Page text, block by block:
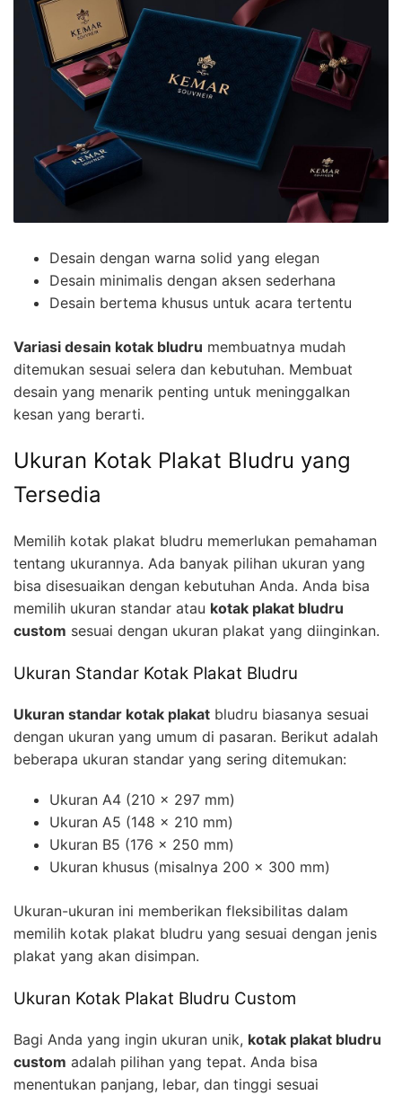
Desain dengan warna solid yang elegan
Desain minimalis dengan aksen sederhana
Desain bertema khusus untuk acara tertentu
Variasi desain kotak bludru membuatnya mudah
ditemukan sesuai selera dan kebutuhan. Membuat
desain yang menarik penting untuk meninggalkan
kesan yang berarti.
Ukuran Kotak Plakat Bludru yang
Tersedia
Memilih kotak plakat bludru memerlukan pemahaman
tentang ukurannya. Ada banyak pilihan ukuran yang
bisa disesuaikan dengan kebutuhan Anda. Anda bisa
memilih ukuran standar atau kotak plakat bludru
custom sesuai dengan ukuran plakat yang diinginkan.
Ukuran Standar Kotak Plakat Bludru
Ukuran standar kotak plakat bludru biasanya sesuai
dengan ukuran yang umum di pasaran. Berikut adalah
beberapa ukuran standar yang sering ditemukan:
Ukuran A4 (210 x 297 mm)
Ukuran A5 (148 x 210 mm)
Ukuran B5 (176 x 250 mm)
Ukuran khusus (misalnya 200 x 300 mm)
Ukuran-ukuran ini memberikan fleksibilitas dalam
memilih kotak plakat bludru yang sesuai dengan jenis
plakat yang akan disimpan.
Ukuran Kotak Plakat Bludru Custom
Bagi Anda yang ingin ukuran unik, kotak plakat bludru
custom adalah pilihan yang tepat. Anda bisa
menentukan panjang, lebar, dan tinggi sesuai